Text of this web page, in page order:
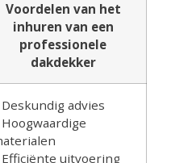
Voordelen van het
inhuren van een
professionele
dakdekker
Deskundig advies
Hoogwaardige
Efficiënte uitvoering